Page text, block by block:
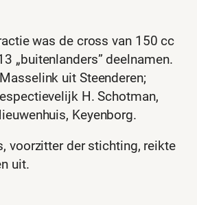
was de cross van 150 cc
„buitenlanders” deelnamen.
uit Steenderen;
H. Schotman,
Keyenborg.
voorzitter der stichting, reikte
uit.